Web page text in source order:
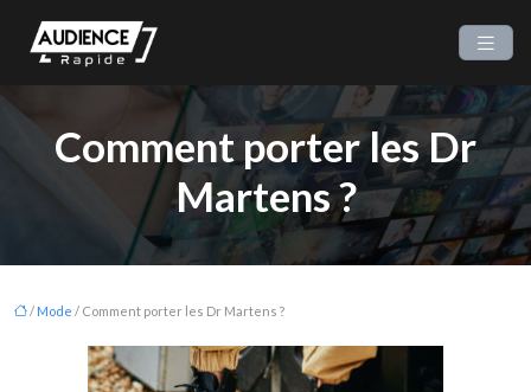
Comment porter les Dr
Martens ?
/ Mode / Comment porter les Dr Martens ?